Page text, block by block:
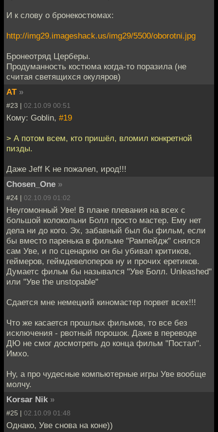
И к слову о бронекостюмах:
http://img29.imageshack.us/img29/5500/oborotni.jpg
Бронеотряд Церберы.
Продуманность костюма когда-то поразила (не
считая светящихся окуляров)
AT »
#23 | 02.10.09 00:51
Кому: Goblin, #19
> А потом всем, кто пришёл, вломил конкретной
пизды.
Даже Jeff K не пожалел, ирод!!!
Chosen_One »
#24 | 02.10.09 01:02
Неугомонный Уве! В плане плевания на всех с
большой колокольни Болл просто мастер. Ему нет
дела ни до кого. Эх, забавный был бы фильм, если
бы вместо паренька в фильме "Рампейдж" снялся
сам Уве, и по сценарию он бы убивал критиков,
геймеров, геймдевелоперов ну и прочих еретиков.
Думаетс фильм бы назывался "Уве Болл. Unleashed"
или "Уве the unstopable"
Сдается мне немецкий киномастер порвет всех!!!
Что же касается прошлых фильмов, то все без
исключения - рвотный порошок. Даже в переводе
ДЮ не смог досмотреть до конца фильм "Постал".
Имхо.
Ну, а про чудесные компьютерные игры Уве вообще
молчу.
Korsar Nik »
#25 | 02.10.09 01:48
Однако, Уве снова на коне))